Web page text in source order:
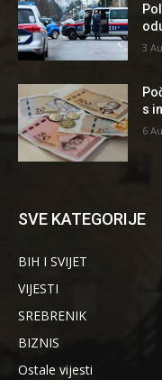
3
s
6
SVE KATEGORIJE
BIH I SVIJET
VIJESTI
SREBRENIK
BIZNIS
Ostale vijesti